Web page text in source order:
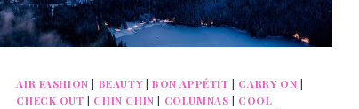
AIR FASHION | BEAUTY |BON APPÉTIT | CARRY ON |
CHECK OUT | CHIN CHIN | COLUMNAS | COOL